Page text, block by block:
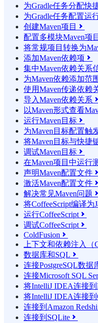
为Gradle任务分配快
为Gradle任务配置运
创建Maven项目 
配置多模块Maven项目
将常规项目转换为
添加Maven依赖项 
集中Maven依赖关系
为Maven依赖添加范
使用Maven传递依赖
导入Maven依赖关系 
以Maven形式查看
运行Maven目标 
为Maven目标配置触
将Maven目标与快捷
调试Maven目标 
在Maven项目中运行
声明Maven配置文件 
激活Maven配置文件 
解决常见Maven问题 
将CoffeeScript编译为
运行CoffeeScript 
调试CoffeeScript 
ColdFusion 
上下文和依赖注入（
数据库和SQL 
连接PostgreSQL数据
连接Microsoft SQL
将IntelliJ IDEA连接
将IntelliJ IDEA连接到
连接到Amazon
连接到SQLite 